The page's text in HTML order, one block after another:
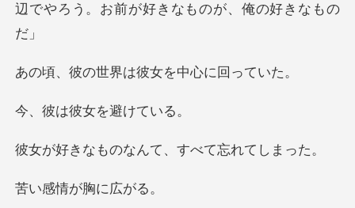
辺でやろう。お前
界は彼女を中心
彼女を避
のなんて、すべ
情が胸